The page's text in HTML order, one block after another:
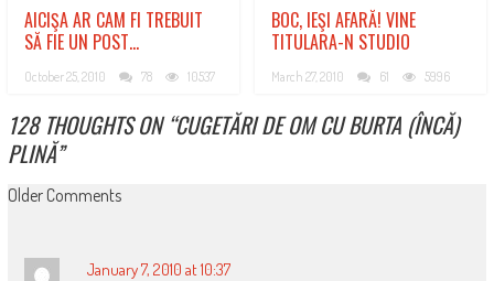
AICIŞA AR CAM FI TREBUIT
SĂ FIE UN POST…
October 25, 2010 78 10537
BOC, IEŞI AFARĂ! VINE
TITULARA-N STUDIO
March 27, 2010 61 5996
128 THOUGHTS ON “CUGETĂRI DE OM CU BURTA (ÎNCĂ)
PLINĂ”
COMMENT
Older Comments
January 7, 2010 at 10:37